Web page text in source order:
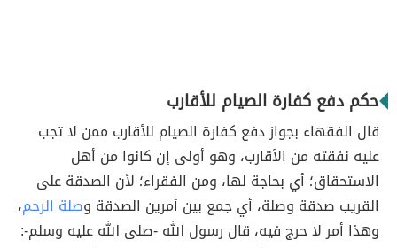
حكم دفع كفارة الصيام للأقارب
قال الفقهاء بجواز دفع كفارة الصيام للأقارب ممن لا تجب
عليه نفقته من الأقارب، وهو أولى إن كانوا من أهل
الاستحقاق؛ أي بحاجة لها، ومن الفقراء؛ لأن الصدقة على
القريب صدقة وصلة، أي جمع بين أمرين الصدقة وصلة الرحم،
وهذا أمر لا حرج فيه، قال رسول الله -صلى الله عليه وسلم-: